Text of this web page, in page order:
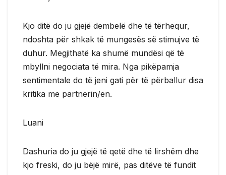
Kjo ditë do ju gjejë dembelë dhe të tërhequr,
ndoshta për shkak të mungesës së stimujve të
duhur. Megjithatë ka shumë mundësi që të
mbyllni negociata të mira. Nga pikëpamja
sentimentale do të jeni gati për të përballur disa
kritika me partnerin/en.
Luani
Dashuria do ju gjejë të qetë dhe të lirshëm dhe
kjo freski, do ju bëjë mirë, pas ditëve të fundit